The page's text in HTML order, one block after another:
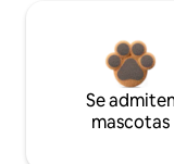
Se
mascotas